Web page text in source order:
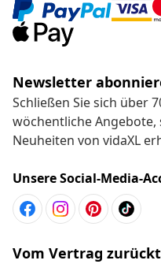
Newsletter
Schließen Sie sich über
wöchentliche
Neuheiten von vidaXL
Unsere Social-Media-
Vom Vertrag